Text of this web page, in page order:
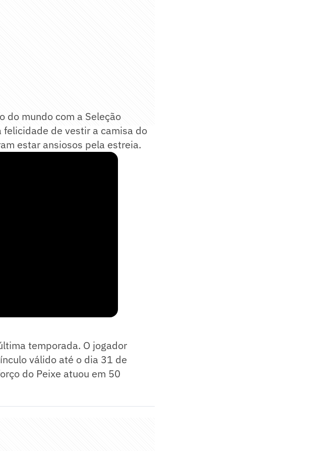
do mundo com a Seleção
de vestir a camisa do
estar ansiosos pela estreia.
temporada. O jogador
válido até o dia 31 de
do Peixe atuou em 50